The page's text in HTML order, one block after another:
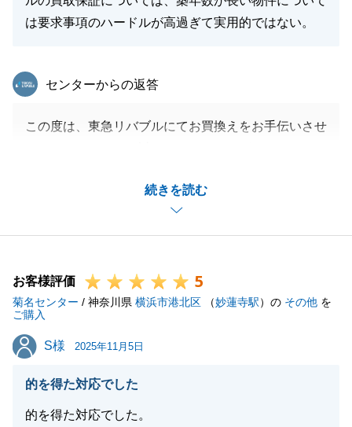
は要求事項のハードルが高過ぎて実用的ではない。
続きを読む
東急リバブル
センターからの返答
この度は、東急リバブルにてお買換えをお手伝いさせ
が長い中、何度も足を運んでいただきまして、スムー
ズにお手続きを進めることができましたこと、お礼申
し上げます。
き、助けていただきまして、ありがとうございまし
た。
ご指摘の点、弊社の売却保証のご利用がいただけず、
大変申し訳ございませんでした。
ルコニーから見た景色は素晴らしく、とても強く印象
に残っております。
お客様評価 5
菊名センター / 神奈川県 横浜市港北区 （妙蓮寺駅）の その他 を
ご購入
S様
S様 2025年11月5日
的を得た対応でした
的を得た対応でした。